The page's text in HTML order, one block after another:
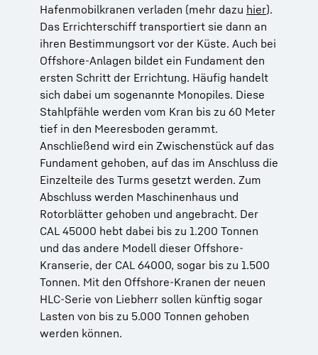
Hafenmobilkranen verladen (mehr dazu hier).
Das Errichterschiff transportiert sie dann an
ihren Bestimmungsort vor der Küste. Auch bei
Offshore-Anlagen bildet ein Fundament den
ersten Schritt der Errichtung. Häufig handelt
sich dabei um sogenannte Monopiles. Diese
Stahlpfähle werden vom Kran bis zu 60 Meter
tief in den Meeresboden gerammt.
Anschließend wird ein Zwischenstück auf das
Fundament gehoben, auf das im Anschluss die
Einzelteile des Turms gesetzt werden. Zum
Abschluss werden Maschinenhaus und
Rotorblätter gehoben und angebracht. Der
CAL 45000 hebt dabei bis zu 1.200 Tonnen
und das andere Modell dieser Offshore-
Kranserie, der CAL 64000, sogar bis zu 1.500
Tonnen. Mit den Offshore-Kranen der neuen
HLC-Serie von Liebherr sollen künftig sogar
Lasten von bis zu 5.000 Tonnen gehoben
werden können.